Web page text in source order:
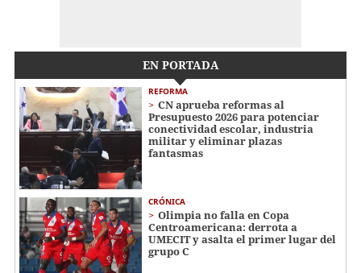
EN PORTADA
REFORMA
CN aprueba reformas al
Presupuesto 2026 para potenciar
conectividad escolar, industria
militar y eliminar plazas
fantasmas
CRÓNICA
Olimpia no falla en Copa
Centroamericana: derrota a
UMECIT y asalta el primer lugar del
grupo C